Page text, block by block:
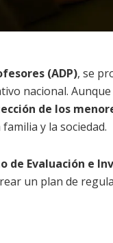
(ADP), se
nacional.
de los
familia y la sociedad.
de Evaluación e
un plan de